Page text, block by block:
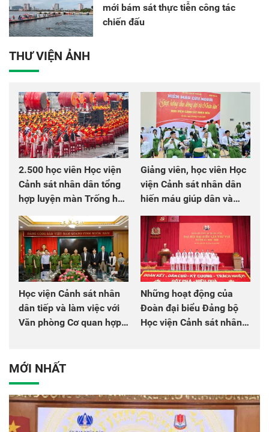
mới bám sát thực tiễn công tác
chiến đấu
THƯ VIỆN ẢNH
2.500 học viên Học viện
Cảnh sát nhân dân tổng
hợp luyện màn Trống hội
chào mừng Đại hội Đảng
Giảng viên, học viên Học
viện Cảnh sát nhân dân
hiến máu giúp dân và
đồng đội
Học viện Cảnh sát nhân
dân tiếp và làm việc với
Văn phòng Cơ quan hợp
Những hoạt động của
Đoàn đại biểu Đảng bộ
Học viện Cảnh sát nhân
MỚI NHẤT